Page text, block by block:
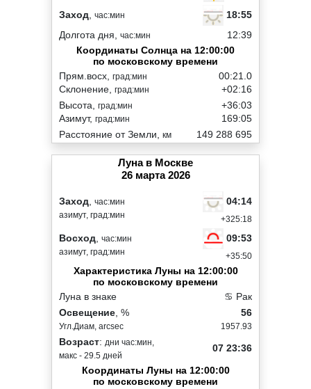
Заход час:мин
18:55
Долгота дня, час:мин
12:39
Координаты Солнца на 12:00:00
по московскому времени
Прям.восх, град:мин
Склонение, град:мин
00:21.0
+02:16
Высота, град:мин
Азимут, град:мин
+36:03
169:05
Расстояние от Земли, км 149 288 695
Луна в Москве
26 марта 2026
Заход час:мин
азимут, град:мин
04:14
+325:18
Восход час:мин
азимут, град:мин
09:53
+35:50
Характеристика Луны на 12:00:00
по московскому времени
Луна в знаке
♋ Рак
Освещение , %
Угл.Диам, arcsec
56
1957.93
Возраст: дни час:мин,
макс - 29.5 дней
07 23:36
Координаты Луны на 12:00:00
по московскому времени